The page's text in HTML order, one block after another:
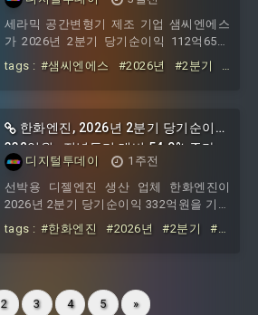
은행의 기업일반대출 금융제안을 기초로
산출한 것이다.거래 목적은 거래상대방의
운영자금 지원이며, 공시에 명시된 거래상
대방 총잔액은 금번 대
250.4% 증가
세라믹 공간변형기 제조 기업 샘씨엔에스
가 2026년 2분기 당기순이익 112억6500
만원을 기록하며 전년동기 대비 250.4%
증가한 잠정 실적을 5일 공시했다.공시에
전 자체 결산 수치다.2026년 2분기 별도
기준 매출액은 312억6500만원으로 전년
동기 187억1600만원 대비 67.1% 증가했
다. 영업이익은 9
tags : #샘씨엔에스 #2026년 #2분기
#
한화엔진, 2026년 2분기 당기순이익
332억원…전년동기 대비 54.0% 증가
디지털투데이
1주전
선박용 디젤엔진 생산 업체 한화엔진이
2026년 2분기 당기순이익 332억원을 기록
하며 전년동기 대비 54.0% 증가했다고 31
일 공시했다.공시에 따르면 한화엔진의
다. 영업이익은 379억1100만원으로 전년
동기 337억7500만원보다 12.2% 증가했
tags : #한화엔진 #2026년 #2분기
#당
2 3 4 5 »